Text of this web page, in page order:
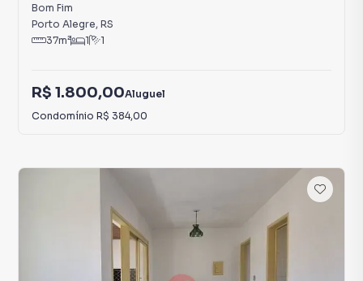
Bom Fim
Porto Alegre, RS
37m² 1 1
R$ 1.800,00Aluguel
Condomínio R$ 384,00